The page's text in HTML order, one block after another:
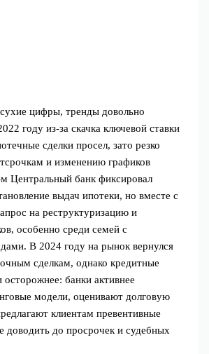
цифры, тренды довольно
году из‑за скачка ключевой ставки
сделки просел, зато резко
и изменению графиков
Центральный банк фиксировал
выдач ипотеки, но вместе с
на реструктуризацию и
особенно среди семей с
В 2024 году на рынок вернулся
сделкам, однако кредитные
осторожнее: банки активнее
модели, оценивают долговую
клиентам превентивные
доводить до просрочек и судебных